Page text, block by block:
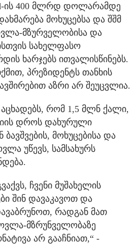
ის 400 მლრდ დოლარამდე
მოხუცებსა და შშმ
მზურველობისა და
სახელფასო
ხარჯებს ითვალისწინებს.
პრეზიდენტს თანხის
აზრი არ შეუცვლია.
აცხადებს, რომ 1,5 მლნ ქალი,
დროს დახურული
მოხუცებისა და
უწევს, სამსახურს
ჩვენი მუშახელის
შინ დავაკავოთ და
რადგან მათ
მზრუნველობაზე
არ გააჩნიათ,“ -